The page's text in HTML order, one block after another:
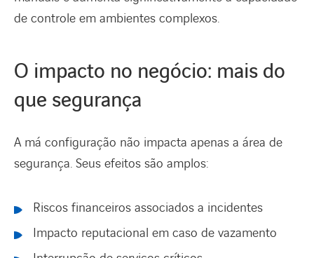
de controle em ambientes complexos.
O impacto no negócio: mais do
que segurança
A má configuração não impacta apenas a área de
segurança. Seus efeitos são amplos:
Riscos financeiros associados a incidentes
Impacto reputacional em caso de vazamento